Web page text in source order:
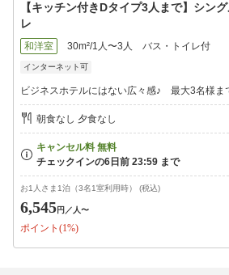
※こちらのプランはペット不可です。
※Ａタイプのお部屋について
「泊まるだけでお風呂・トイレは簡易でも
・・・という方にはぴったり＆お得です！
お風呂がユニットバスで当ホテルでは少々
それと..当館入口に近いので若干にぎやか
★しか〜し！
お風呂は少々狭めですがベッドは広々セ
・お１人なら広々ゆったり♪
・２人なら仲良くぴったり♪
★「お風呂が狭いなんてイヤ！広いお風呂
・・・という方は
Ｃ、Ｄ、Ｅタイプ、またはＦタイプをお
※駐車場は無料です。
台数に限りがあり先着順となります。満車
【キッチン付きDタイプ3人まで】シン
レ
和洋室 30m²/1人〜3人 バス・トイレ付
インターネット可
ビジネスホテルにはない広々感♪ 最大3名様ま
朝食なし 夕食なし
お1人さま1泊（3名1室利用時） (税込)
6,545円 ／人〜
ポイント(1%)